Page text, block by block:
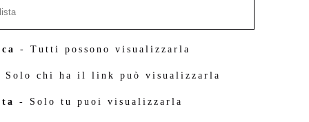
- Tutti possono visualizzarla
chi ha il link può visualizzarla
- Solo tu puoi visualizzarla